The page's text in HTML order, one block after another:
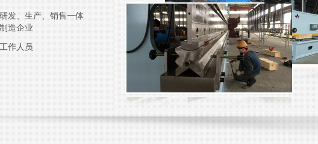
发、生产、销售一体
造企业
作人员